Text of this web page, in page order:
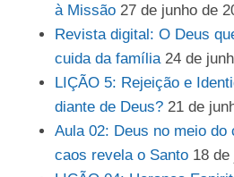
à Missão 27 de junho de
Revista digital: O Deus
cuida da família 24 de
LIÇÃO 5: Rejeição e
diante de Deus? 21 de
Aula 02: Deus no meio do
caos revela o Santo 18 de